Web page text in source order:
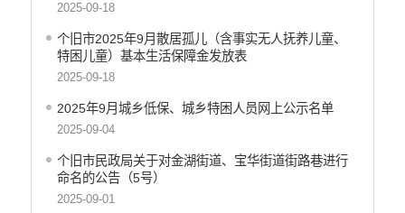
征地信息
统计信息
地方志
云南省新闻发布厅
权责清单
行政许可
行政处罚和行政强制
减税降费
稳岗就业
2025-09-18
个旧市2025年9月散居孤儿（含事实无人抚养儿童、
特困儿童）基本生活保障金发放表
2025-09-18
2025年9月城乡低保、城乡特困人员网上公示名单
2025-09-04
个旧市民政局关于对金湖街道、宝华街道街路巷进行
命名的公告（5号）
2025-09-01